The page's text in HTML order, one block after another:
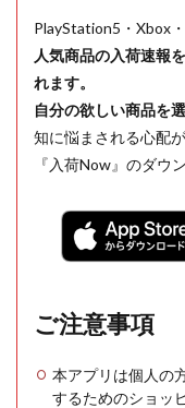
PlayStation5・Xbox
人気商品の入荷速報
れます。
自分の欲しい商品を
知に悩まされる心配
『入荷Now』のダウ
ご注意事項
本アプリは個人の
するためのショッ